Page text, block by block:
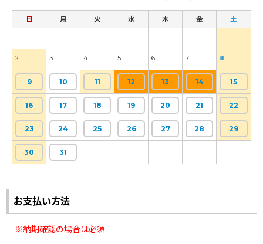
日 月 火 水 木 金 土
1
2 3 4 5 6 7 8
9 10 11 12 13 14 15
16 17 18 19 20 21 22
23 24 25 26 27 28 29
30 31
お支払い方法
※納期確認の場合は必須